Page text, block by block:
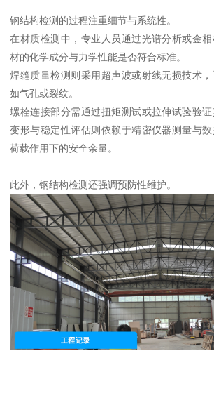
钢结构检测的过程注重细节与系统性。
在材质检测中，专业人员通过光谱分析或金
材的化学成分与力学性能是否符合标准。
焊缝质量检测则采用超声波或射线无损技术
如气孔或裂纹。
螺栓连接部分需通过扭矩测试或拉伸试验验
变形与稳定性评估则依赖于精密仪器测量与
荷载作用下的安全余量。
此外，钢结构检测还强调预防性维护。